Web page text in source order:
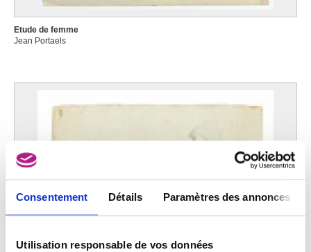
Consentement Détails Paramètres des annonces
Utilisation responsable de vos données
Etude de femme
Jean Portaels